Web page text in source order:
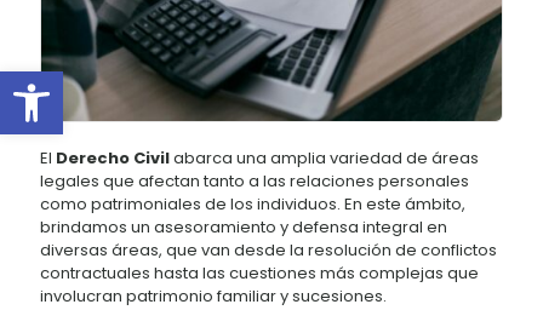
Abrir barra de herramientas
El Derecho Civilabarca una amplia variedad de áreas
legales que afectan tanto a las relaciones personales
como patrimoniales de los individuos. En este ámbito,
brindamos un asesoramiento y defensa integral en
diversas áreas, que van desde la resolución de conflictos
contractuales hasta las cuestiones más complejas que
involucran patrimonio familiar y sucesiones.